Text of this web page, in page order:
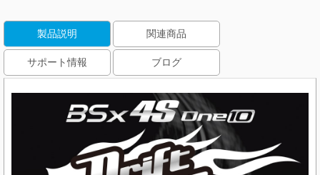
製品説明 関連商品
サポート情報 ブログ